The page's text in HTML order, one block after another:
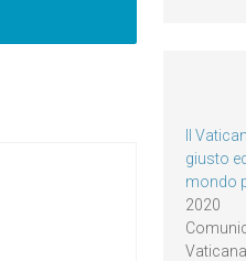
Il
giusto
mondo
2020